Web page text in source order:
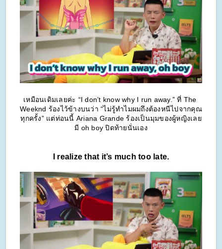
เหมือนเดิมเลยค่ะ “I don’t know why I run away.” ที่ The
Weeknd ร้องไว้ข้างบนว่า “ไม่รู้ทำไมผมถึงต้องหนีไปจากคุณ
ทุกครั้ง” แต่ท่อนนี้ Ariana Grande ร้องเป็นมุมของผู้หญิงเลย
มี oh boy ปิดท้ายนั่นเอง
I realize that it’s much too late.